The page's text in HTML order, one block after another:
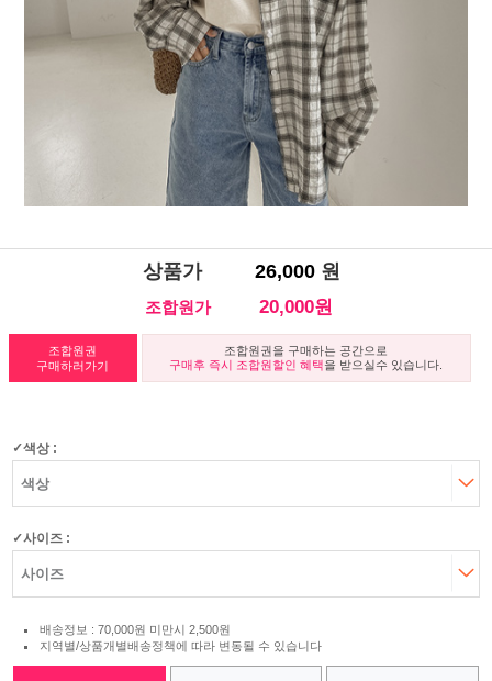
상품가 26,000 원
조합원가 20,000원
조합원권
구매하러가기
조합원권을 구매하는 공간으로
구매후 즉시 조합원할인 혜택을 받으실수 있습니다.
색상 :
사이즈 :
배송정보 : 70,000원 미만시 2,500원
지역별/상품개별배송정책에 따라 변동될 수 있습니다